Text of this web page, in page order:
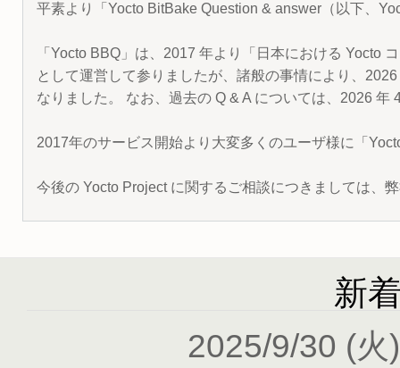
動
平素より「Yocto BitBake Question & answer（以下、
「Yocto BBQ」は、2017 年より「日本における Yocto
として運営して参りましたが、諸般の事情により、
なりました。 なお、過去の Q & A については、2026
2017年のサービス開始より大変多くのユーザ様に「
今後の Yocto Project に関するご相談につきましては、
新
2025/9/30 (火